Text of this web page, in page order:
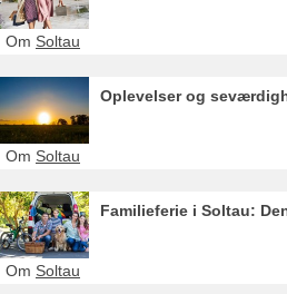
Om Soltau
Oplevelser og
Om Soltau
Familieferie i Soltau:
Om Soltau